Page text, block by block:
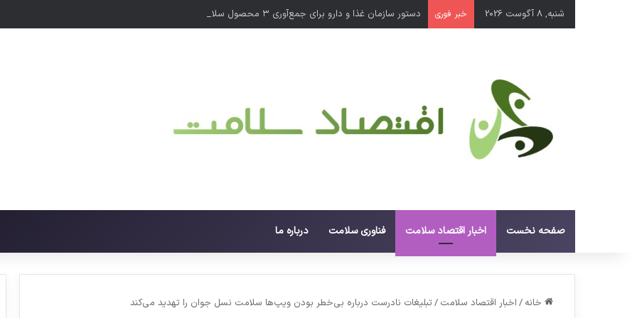
شنبه, 8 آگوست 2026 خبر فوری دستور سازمان غذا و دارو برای جمع‌آوری ۳ محصول سلامت‌محور
صفحه نخست اخبار اقتصاد سلامت فناوری سلامت درباره ما
خانه / اخبار اقتصاد سلامت / تبلیغات نادرست درباره بی‌خطر بودن ویپ‌ها سلامت نسل جوان را تهدید می‌کند